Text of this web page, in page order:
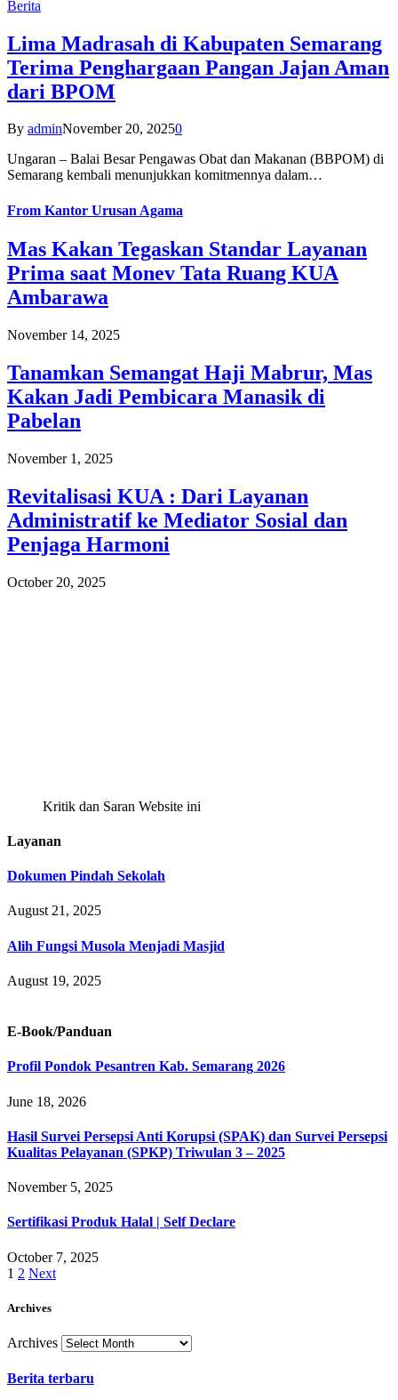
Berita
Lima Madrasah di Kabupaten Semarang
Terima Penghargaan Pangan Jajan Aman
dari BPOM
By adminNovember 20, 20250
Ungaran – Balai Besar Pengawas Obat dan Makanan (BBPOM) di
Semarang kembali menunjukkan komitmennya dalam…
From Kantor Urusan Agama
Mas Kakan Tegaskan Standar Layanan
Prima saat Monev Tata Ruang KUA
Ambarawa
November 14, 2025
Tanamkan Semangat Haji Mabrur, Mas
Kakan Jadi Pembicara Manasik di
Pabelan
November 1, 2025
Revitalisasi KUA : Dari Layanan
Administratif ke Mediator Sosial dan
Penjaga Harmoni
October 20, 2025
Kritik dan Saran Website ini
Layanan
Dokumen Pindah Sekolah
August 21, 2025
Alih Fungsi Musola Menjadi Masjid
August 19, 2025
E-Book/Panduan
Profil Pondok Pesantren Kab. Semarang 2026
June 18, 2026
Hasil Survei Persepsi Anti Korupsi (SPAK) dan Survei Persepsi
Kualitas Pelayanan (SPKP) Triwulan 3 – 2025
November 5, 2025
Sertifikasi Produk Halal | Self Declare
October 7, 2025
1 2 Next
Archives
Archives
Berita terbaru